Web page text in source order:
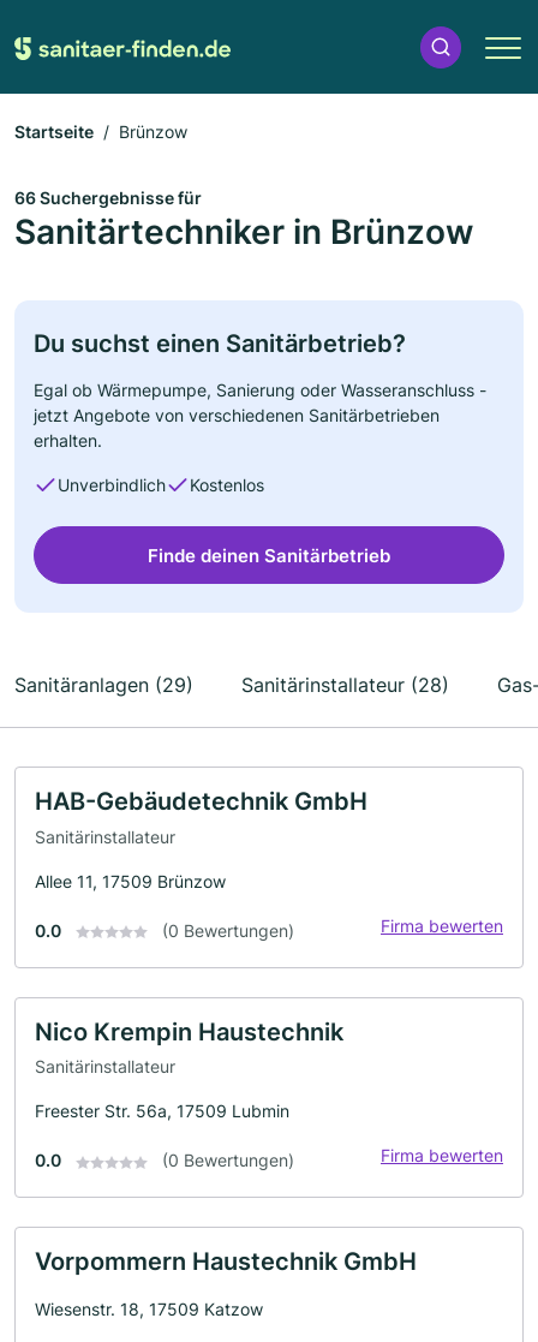
Startseite Brünzow
66 Suchergebnisse für
Sanitärtechniker in Brünzow
Du suchst einen Sanitärbetrieb?
Egal ob Wärmepumpe, Sanierung oder Wasseranschluss -
jetzt Angebote von verschiedenen Sanitärbetrieben
erhalten.
Unverbindlich Kostenlos
Finde deinen Sanitärbetrieb
Sanitäranlagen (29) Sanitärinstallateur (28)
HAB-Gebäudetechnik GmbH
Sanitärinstallateur
Allee 11, 17509 Brünzow
0.0 (0 Bewertungen) Firma bewerten
Nico Krempin Haustechnik
Sanitärinstallateur
Freester Str. 56a, 17509 Lubmin
0.0 (0 Bewertungen) Firma bewerten
Vorpommern Haustechnik GmbH
Wiesenstr. 18, 17509 Katzow